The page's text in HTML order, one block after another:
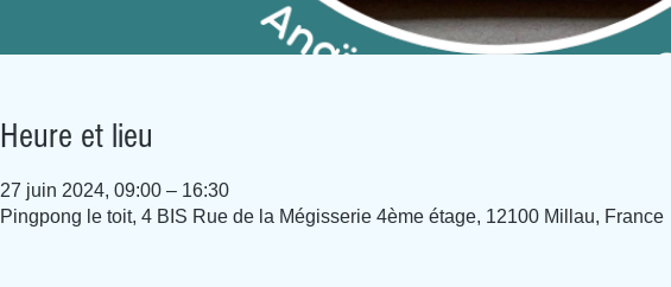
Heure et lieu
27 juin 2024, 09:00 – 16:30
Pingpong le toit, 4 BIS Rue de la Mégisserie 4ème étage, 12100 Millau, France